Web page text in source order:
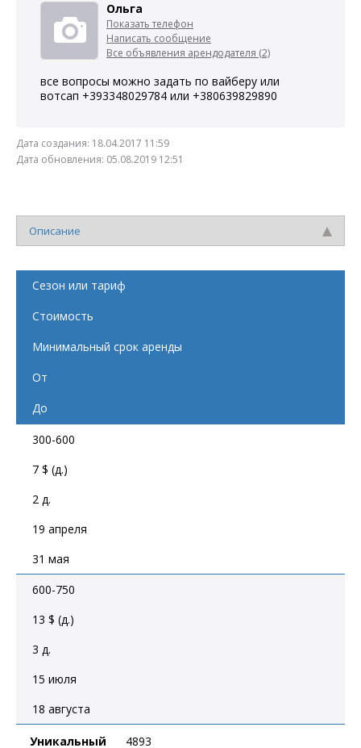
Ольга
Показать телефон
Написать сообщение
Все объявления арендодателя (2)
все вопросы можно задать по вайберу или
вотсап +393348029784 или +380639829890
Дата создания: 18.04.2017 11:59
Дата обновления: 05.08.2019 12:51
Описание
Сезон или тариф
Стоимость
Минимальный срок аренды
От
До
300-600
7 $ (д.)
2 д.
19 апреля
31 мая
600-750
13 $ (д.)
3 д.
15 июля
18 августа
Уникальный
4893